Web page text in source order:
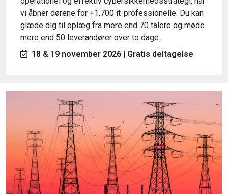
vi åbner dørene for +1.700 it-professionelle. Du kan
glæde dig til oplæg fra mere end 70 talere og møde
mere end 50 leverandører over to dage.
18 & 19 november 2026 | Gratis deltagelse